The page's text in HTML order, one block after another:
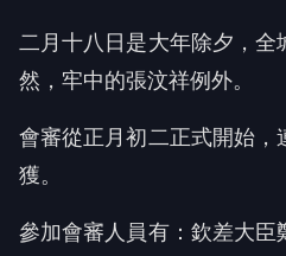
二月十八日是大年除夕，全
然，牢中的張汶祥例外。
會審從正月初二正式開始
獲。
參加會審人員有：欽差大臣